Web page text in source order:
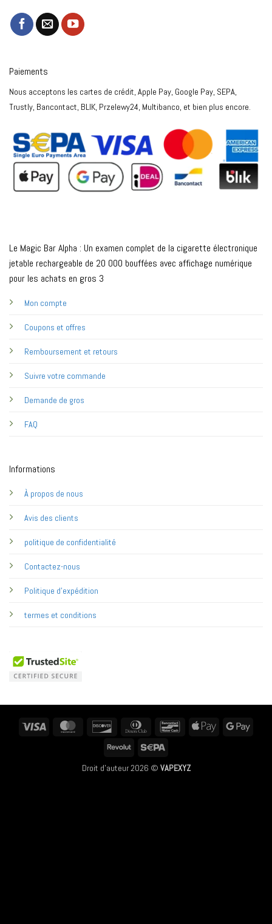
Le Magic Bar Alpha : Un examen complet de la cigarette électronique
jetable rechargeable de 20 000 bouffées avec affichage numérique
pour les achats en gros 3
Mon compte
Coupons et offres
Remboursement et retours
Suivre votre commande
Demande de gros
FAQ
Informations
À propos de nous
Avis des clients
politique de confidentialité
Contactez-nous
Politique d'expédition
termes et conditions
Paiements
Nous acceptons les cartes de crédit, Apple Pay, Google Pay, SEPA,
Trustly, Bancontact, BLIK, Przelewy24, Multibanco, et bien plus encore.
Visa MasterCard Discover
Dinners
BancontactApple
Revolut
Droit d'auteur 2026 © VAPEXYZ